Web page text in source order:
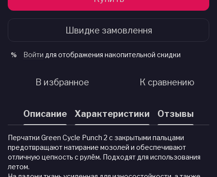
Швидке замовлення
% Войти для отображения накопительной скидки
В избранное К сравнению
Описание Характеристики Отзывы
Перчатки Green Cycle Punch 2 с закрытыми пальцами
предотвращают натирание мозолей и обеспечивают
отличную цепкость с рулём. Подходят для использования
летом.